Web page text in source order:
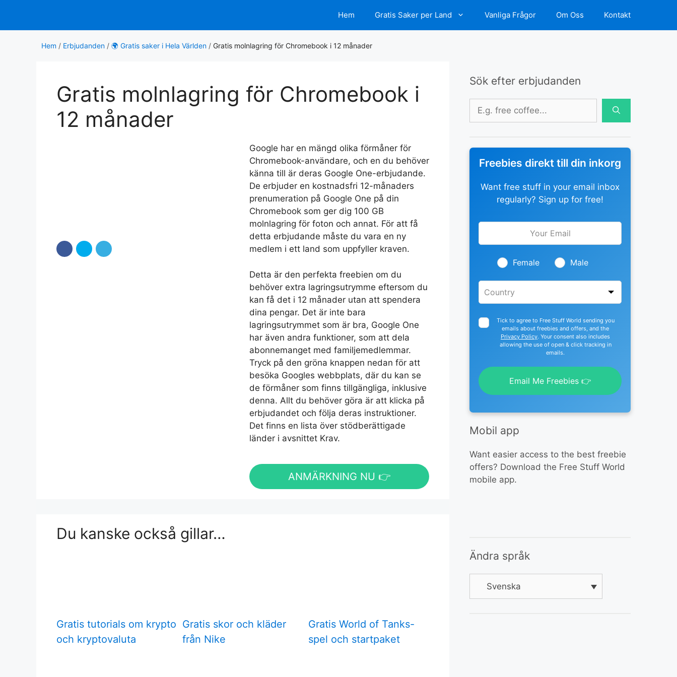
innehåll
Hem Gratis Saker per Land Vanliga Frågor Om Oss Kontakt
Hem / Erbjudanden / 🌍 Gratis saker i Hela Världen / Gratis molnlagring för Chromebook i 12 månader
Gratis molnlagring för Chromebook i
12 månader
Google har en mängd olika förmåner för
Chromebook-användare, och en du behöver
känna till är deras Google One-erbjudande.
De erbjuder en kostnadsfri 12-månaders
prenumeration på Google One på din
Chromebook som ger dig 100 GB
molnlagring för foton och annat. För att få
detta erbjudande måste du vara en ny
medlem i ett land som uppfyller kraven.
Detta är den perfekta freebien om du
behöver extra lagringsutrymme eftersom du
kan få det i 12 månader utan att spendera
dina pengar. Det är inte bara
lagringsutrymmet som är bra, Google One
har även andra funktioner, som att dela
abonnemanget med familjemedlemmar.
Tryck på den gröna knappen nedan för att
besöka Googles webbplats, där du kan se
de förmåner som finns tillgängliga, inklusive
denna. Allt du behöver göra är att klicka på
erbjudandet och följa deras instruktioner.
Det finns en lista över stödberättigade
länder i avsnittet Krav.
ANMÄRKNING NU 👉
Du kanske också gillar…
Gratis tutorials om krypto
och kryptovaluta
Gratis skor och kläder
från Nike
Gratis World of Tanks-
spel och startpaket
Sök efter erbjudanden
Sök
efter:
Freebies direkt till din inkorg
Want free stuff in your email inbox
regularly? Sign up for free!
Leave
blank
Female Male
Tick to agree to Free Stuff World sending you
emails about freebies and offers, and the
Privacy Policy. Your consent also includes
allowing the use of open & click tracking in
emails.
Email Me Freebies 👉
Mobil app
Want easier access to the best freebie
offers? Download the Free Stuff World
mobile app.
Ändra språk
Svenska